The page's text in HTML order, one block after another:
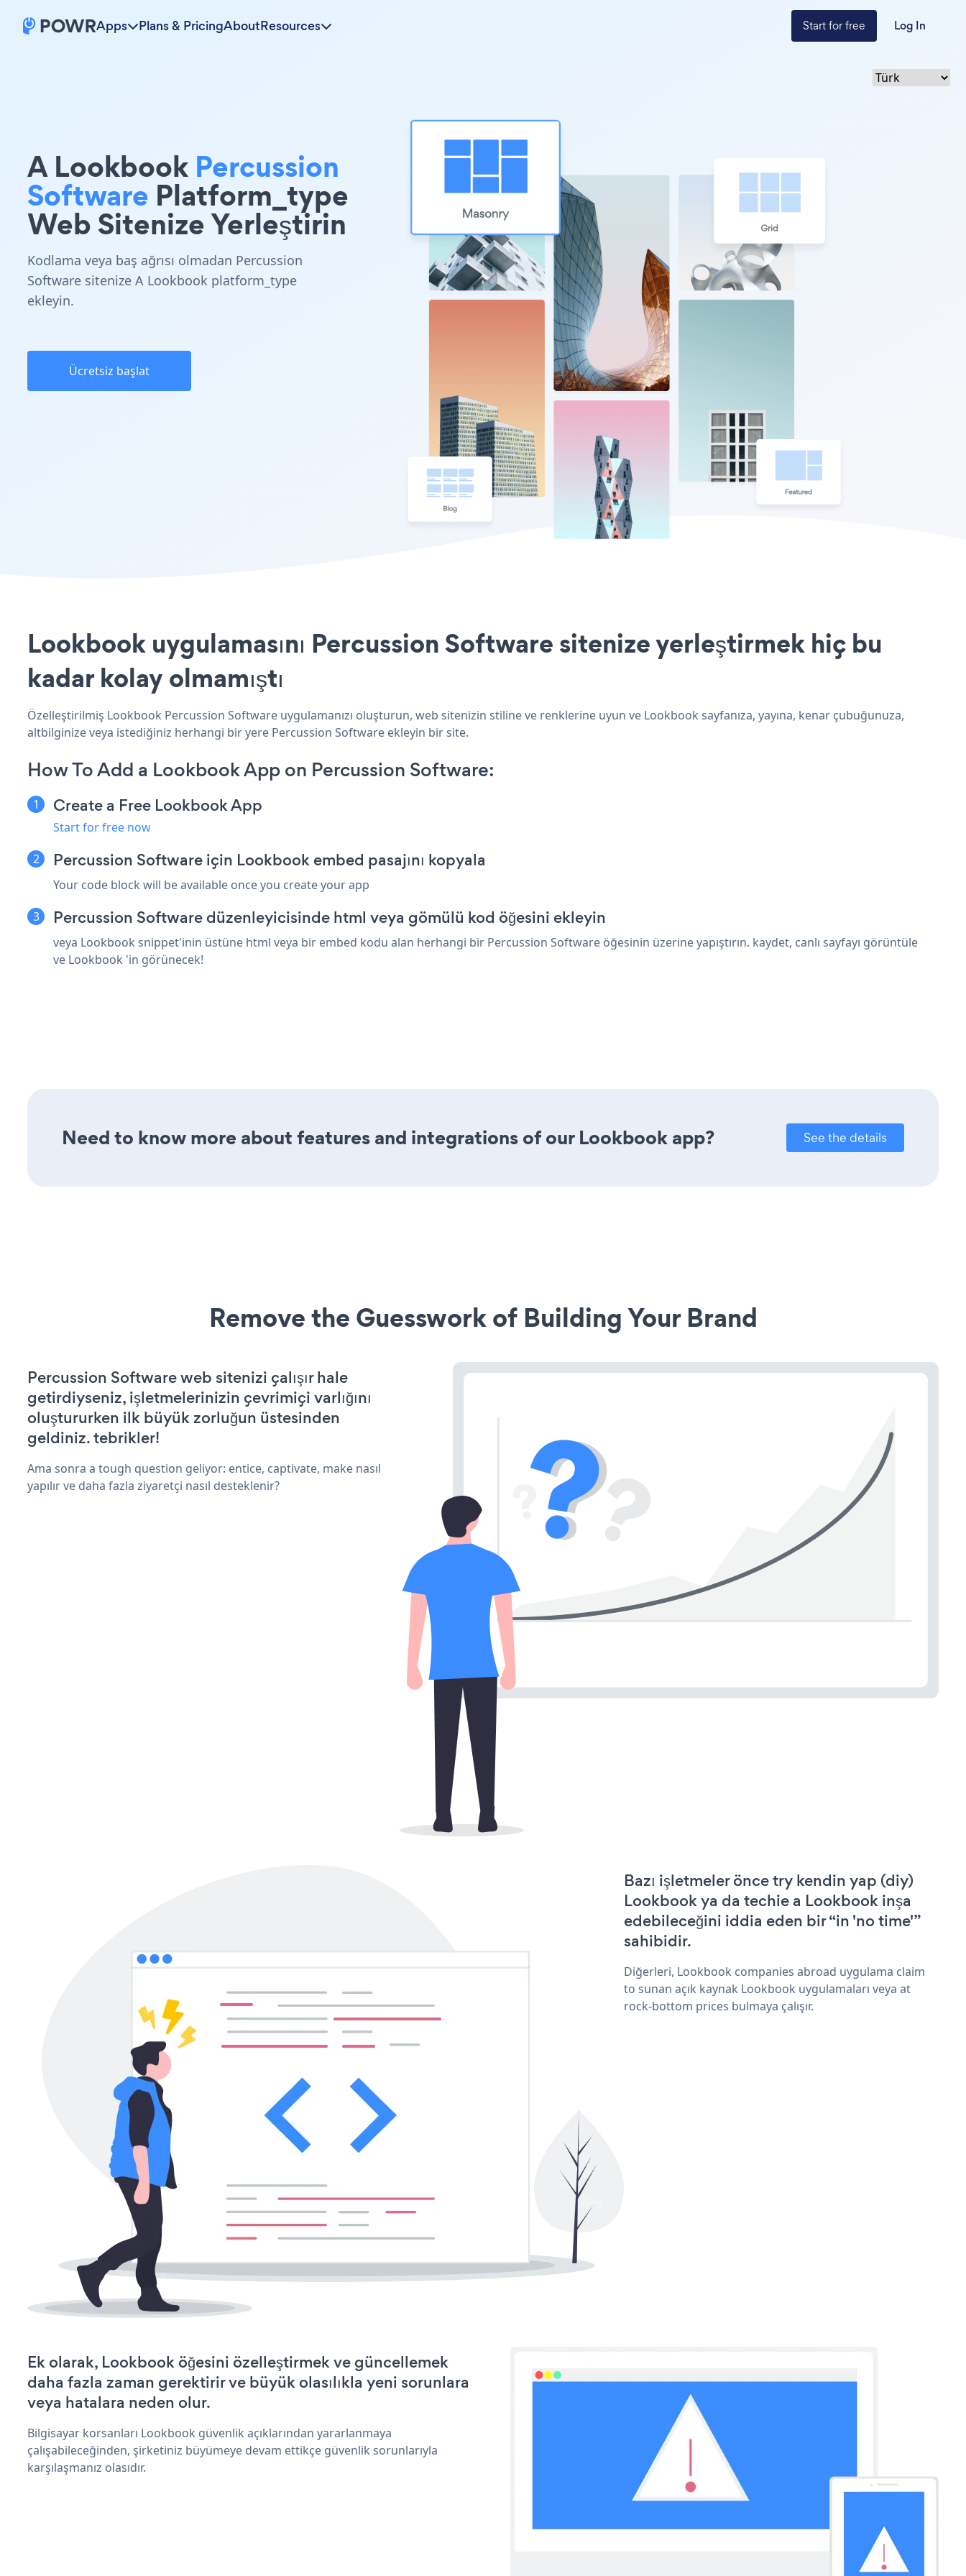
Apps Plans & PricingAboutResources Start for free Log In
A Lookbook Percussion
Software Platform_type
Web Sitenize Yerleştirin
Kodlama veya baş ağrısı olmadan Percussion
Software sitenize A Lookbook platform_type
ekleyin.
Ücretsiz başlat
Lookbook uygulamasını Percussion Software sitenize yerleştirmek hiç bu
kadar kolay olmamıştı
Özelleştirilmiş Lookbook Percussion Software uygulamanızı oluşturun, web sitenizin stiline ve renklerine uyun ve Lookbook sayfanıza, yayına, kenar çubuğunuza,
altbilginize veya istediğiniz herhangi bir yere Percussion Software ekleyin bir site.
How To Add a Lookbook App on Percussion Software:
Create a Free Lookbook App
Start for free now
Percussion Software için Lookbook embed pasajını kopyala
Your code block will be available once you create your app
Percussion Software düzenleyicisinde html veya gömülü kod öğesini ekleyin
veya Lookbook snippet'inin üstüne html veya bir embed kodu alan herhangi bir Percussion Software öğesinin üzerine yapıştırın. kaydet, canlı sayfayı görüntüle
ve Lookbook 'in görünecek!
Need to know more about features and integrations of our Lookbook app? See the details
Remove the Guesswork of Building Your Brand
Percussion Software web sitenizi çalışır hale
getirdiyseniz, işletmelerinizin çevrimiçi varlığını
oluştururken ilk büyük zorluğun üstesinden
geldiniz. tebrikler!
Ama sonra a tough question geliyor: entice, captivate, make nasıl
yapılır ve daha fazla ziyaretçi nasıl desteklenir?
Bazı işletmeler önce try kendin yap (diy)
Lookbook ya da techie a Lookbook inşa
edebileceğini iddia eden bir “in 'no time'”
sahibidir.
Diğerleri, Lookbook companies abroad uygulama claim
to sunan açık kaynak Lookbook uygulamaları veya at
rock-bottom prices bulmaya çalışır.
Ek olarak, Lookbook öğesini özelleştirmek ve güncellemek
daha fazla zaman gerektirir ve büyük olasılıkla yeni sorunlara
veya hatalara neden olur.
Bilgisayar korsanları Lookbook güvenlik açıklarından yararlanmaya
çalışabileceğinden, şirketiniz büyümeye devam ettikçe güvenlik sorunlarıyla
karşılaşmanız olasıdır.